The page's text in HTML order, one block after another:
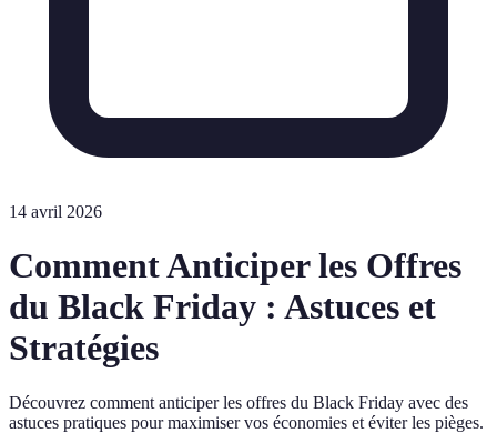
14 avril 2026
Comment Anticiper les Offres
du Black Friday : Astuces et
Stratégies
Découvrez comment anticiper les offres du Black Friday avec des
astuces pratiques pour maximiser vos économies et éviter les pièges.